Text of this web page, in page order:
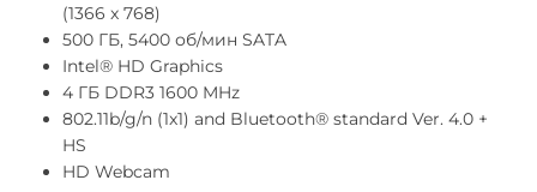
(1366 x 768)
500 ГБ, 5400 об/мин SATA
Intel® HD Graphics
4 ГБ DDR3 1600 MHz
802.11b/g/n (1x1) and Bluetooth® standard Ver. 4.0 +
HS
HD Webcam